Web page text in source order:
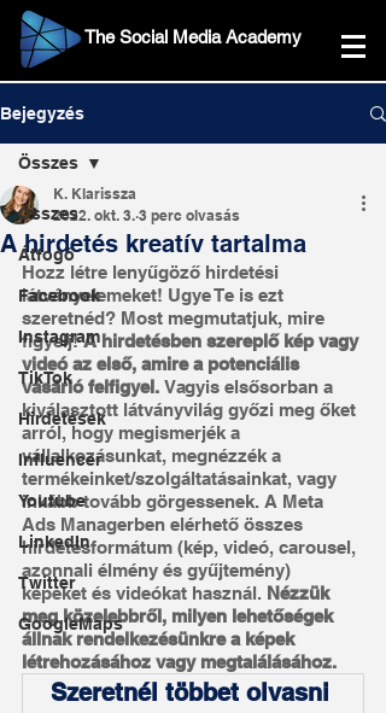
The Social Media Academy
Bejegyzés
Összes
Átfogó
Facebook
Instagram
TikTok
Hirdetések
Influencer
Youtube
LinkedIn
Twitter
GoogleMaps
Összes
A hirdetés kreatív tartalma
K. Klarissza
2022. okt. 3. 3 perc olvasás
Hozz létre lenyűgöző hirdetési
látványelemeket! Ugye Te is ezt
szeretnéd? Most megmutatjuk, mire
figyelj! A hirdetésben szereplő kép vagy
videó az első, amire a potenciális
vásárló felfigyel. Vagyis elsősorban a
kiválasztott látványvilág győzi meg őket
arról, hogy megismerjék a
vállalkozásunkat, megnézzék a
termékeinket/szolgáltatásainkat, vagy
inkább tovább görgessenek. A Meta
Ads Managerben elérhető összes
hirdetésformátum (kép, videó, carousel,
azonnali élmény és gyűjtemény)
képeket és videókat használ. Nézzük
meg közelebbről, milyen lehetőségek
állnak rendelkezésünkre a képek
létrehozásához vagy megtalálásához.
Szeretnél többet olvasni